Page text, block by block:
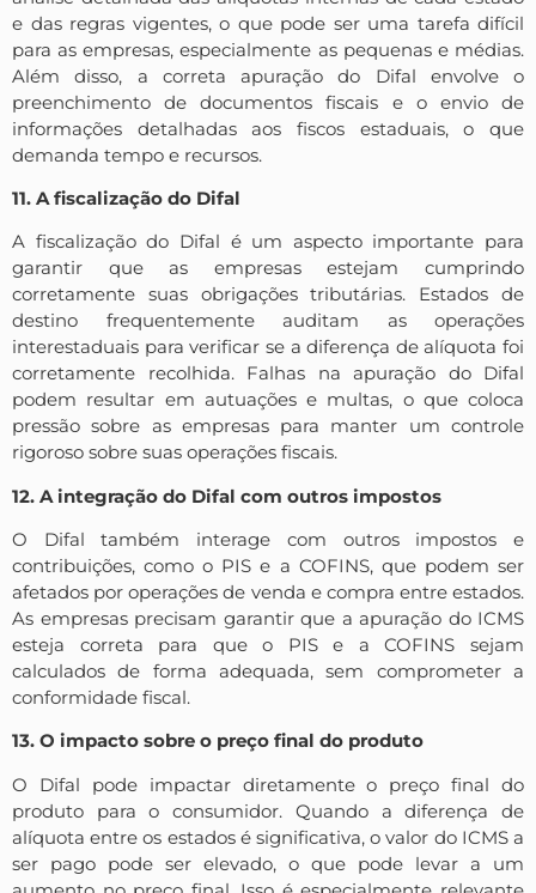
e das regras vigentes, o que pode ser uma tarefa difícil
para as empresas, especialmente as pequenas e médias.
Além disso, a correta apuração do Difal envolve o
preenchimento de documentos fiscais e o envio de
informações detalhadas aos fiscos estaduais, o que
demanda tempo e recursos.
11. A fiscalização do Difal
A fiscalização do Difal é um aspecto importante para
garantir que as empresas estejam cumprindo
corretamente suas obrigações tributárias. Estados de
destino frequentemente auditam as operações
interestaduais para verificar se a diferença de alíquota foi
corretamente recolhida. Falhas na apuração do Difal
podem resultar em autuações e multas, o que coloca
pressão sobre as empresas para manter um controle
rigoroso sobre suas operações fiscais.
12. A integração do Difal com outros impostos
O Difal também interage com outros impostos e
contribuições, como o PIS e a COFINS, que podem ser
afetados por operações de venda e compra entre estados.
As empresas precisam garantir que a apuração do ICMS
esteja correta para que o PIS e a COFINS sejam
calculados de forma adequada, sem comprometer a
conformidade fiscal.
13. O impacto sobre o preço final do produto
O Difal pode impactar diretamente o preço final do
produto para o consumidor. Quando a diferença de
alíquota entre os estados é significativa, o valor do ICMS a
ser pago pode ser elevado, o que pode levar a um